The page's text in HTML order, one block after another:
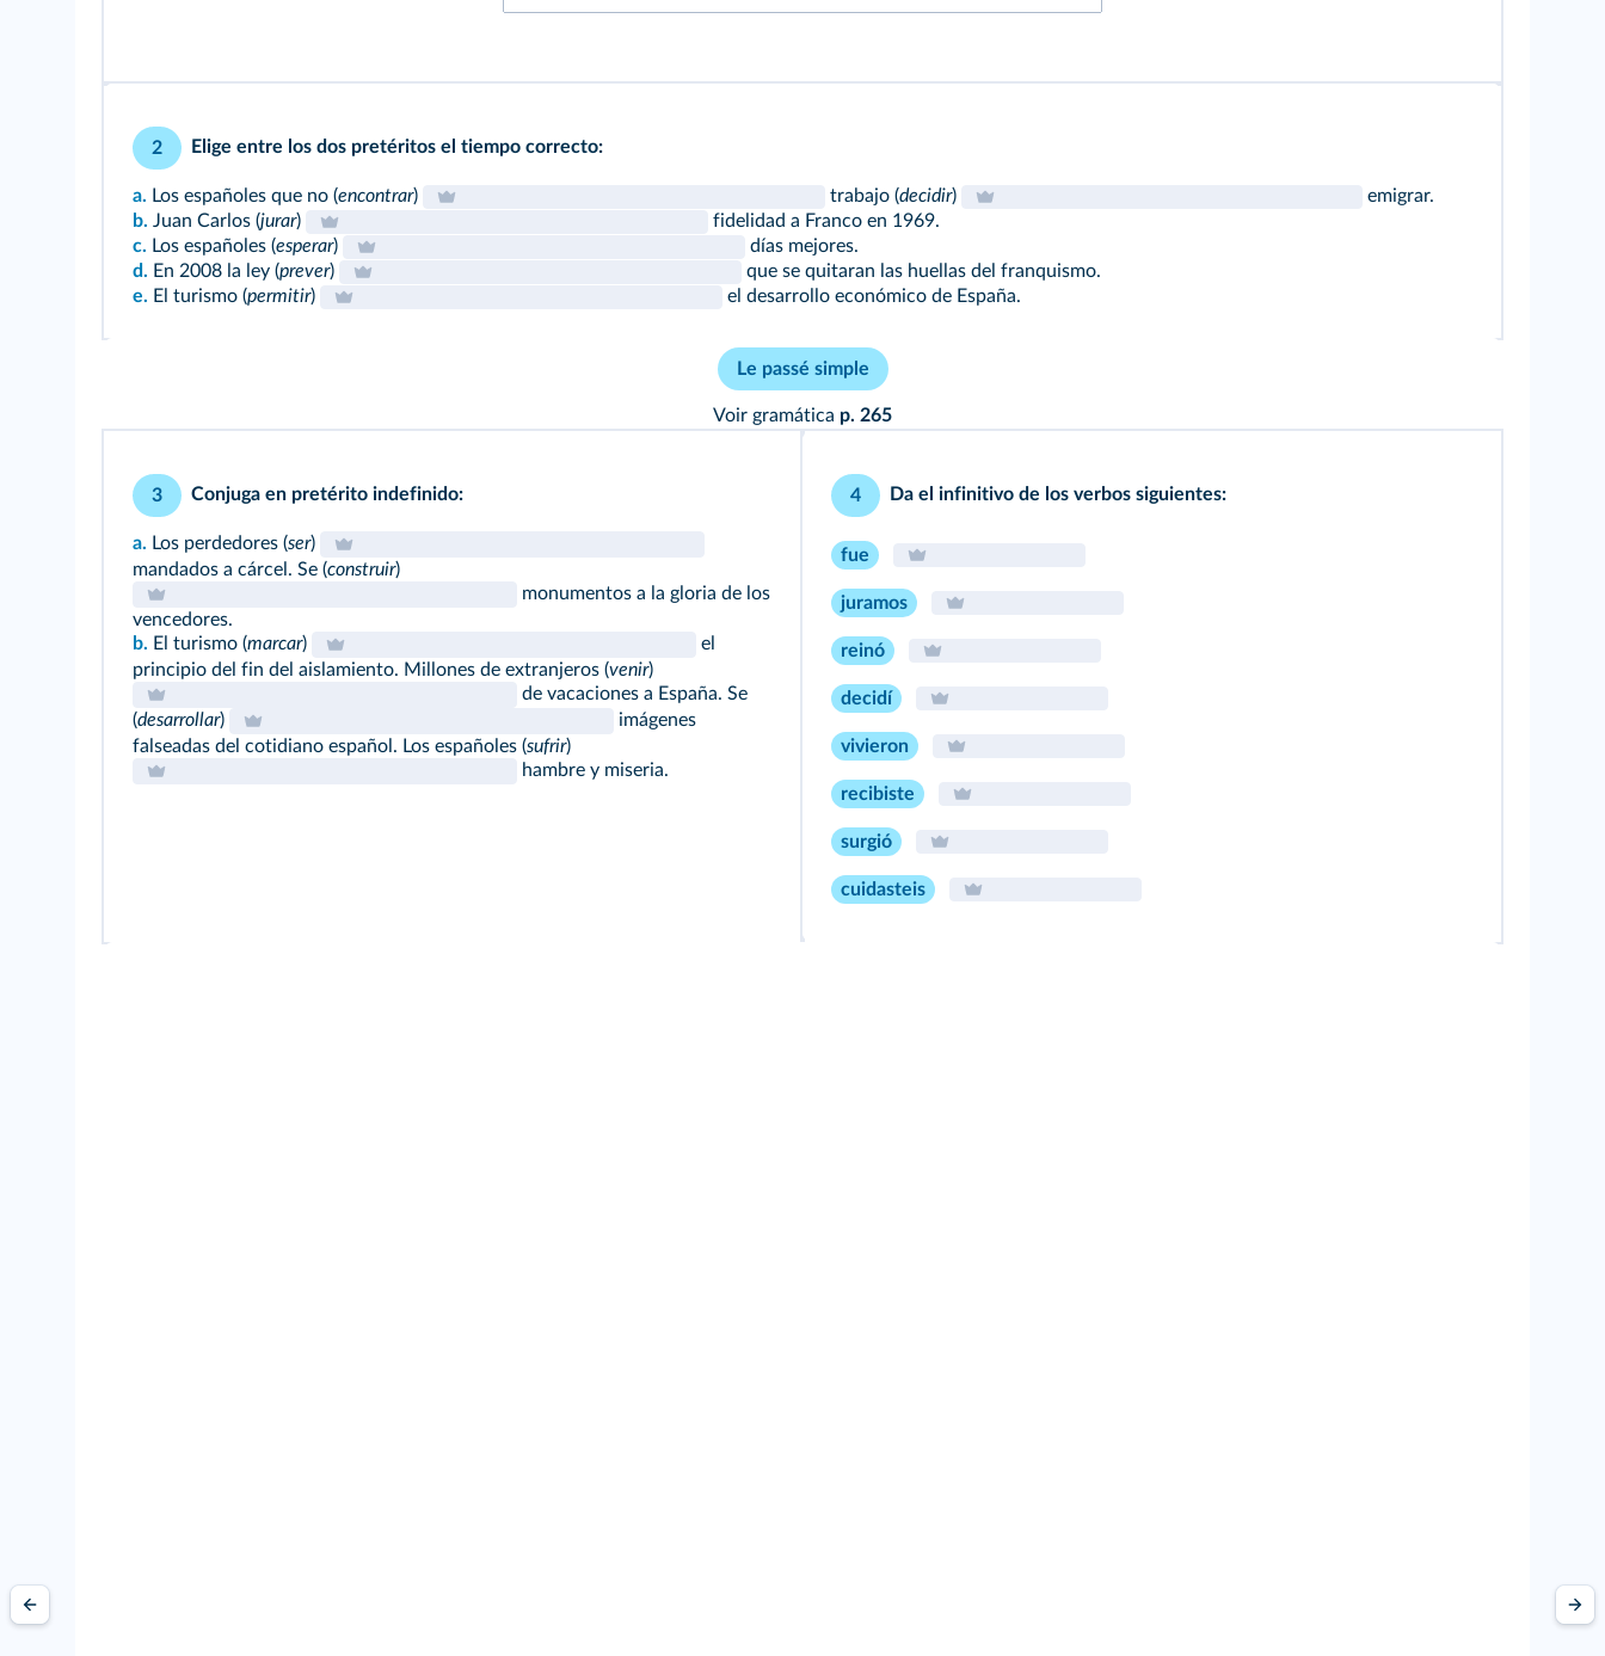
2 Elige entre los dos pretéritos el tiempo correcto:
a. Los españoles que no (encontrar) trabajo (decidir)
emigrar.
b. Juan Carlos (jurar)
fidelidad a Franco en 1969.
c. Los españoles (esperar)
días mejores.
d. En 2008 la ley (prever)
que se quitaran las huellas del franquismo.
e. El turismo (permitir) el desarrollo económico de España.
Le passé simple
Voir gramática p. 265
3 Conjuga en pretérito indefinido:
a. Los perdedores (ser)
mandados a cárcel. Se (construir)
monumentos a la gloria de los
vencedores.
b. El turismo (marcar)
el
principio del fin del aislamiento. Millones de extranjeros (venir)
de vacaciones a España. Se
(desarrollar)
imágenes
falseadas del cotidiano español. Los españoles (sufrir)
hambre y miseria.
4 Da el infinitivo de los verbos siguientes:
fue
juramos
reinó
decidí
vivieron
recibiste
surgió
cuidasteis